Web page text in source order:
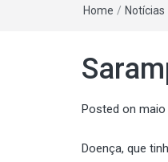
Home / Notícias
Posted on maio
Doença, que